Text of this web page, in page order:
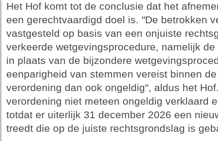
Het Hof komt tot de conclusie dat het
een gerechtvaardigd doel is. "De betrokken
vastgesteld op basis van een onjuiste
verkeerde wetgevingsprocedure, namelijk
in plaats van de bijzondere
eenparigheid van stemmen vereist binnen
verordening dan ook ongeldig", aldus het
verordening niet meteen ongeldig verklaard
totdat er uiterlijk 31 december 2026 een
treedt die op de juiste rechtsgrondslag is